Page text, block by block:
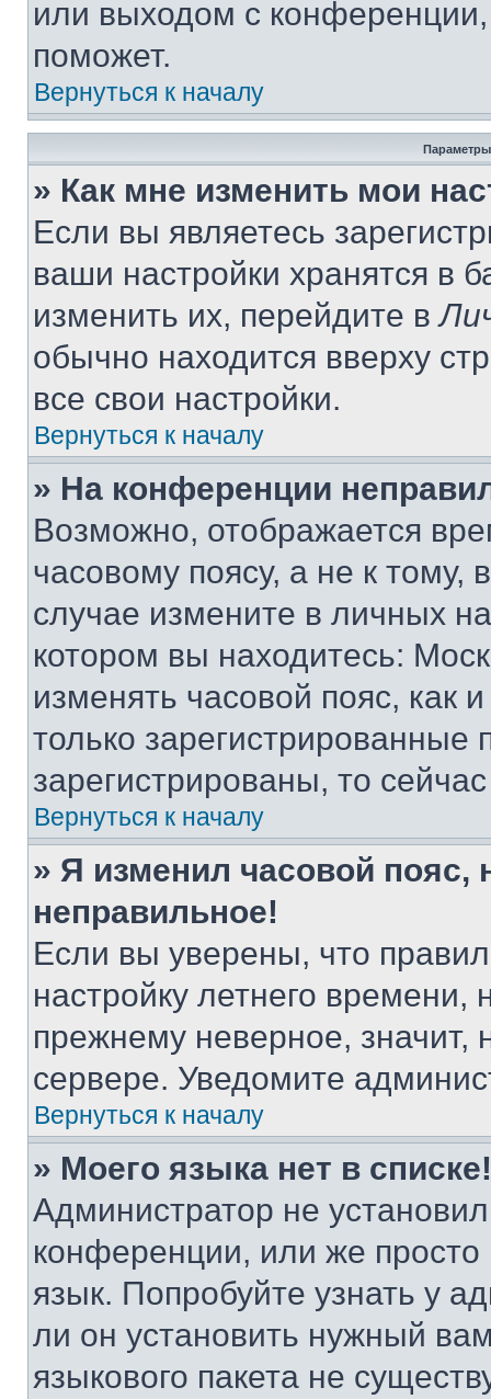
или выходом с
поможет.
Вернуться к началу
Параметры
» Как мне изменить мои
Если вы являетесь
ваши настройки хранятся в
изменить их, перейдите в
обычно находится вверху
все свои настройки.
Вернуться к началу
» На конференции
Возможно, отображается
часовому поясу, а не к тому,
случае измените в личных
котором вы находитесь:
изменять часовой пояс, как
только
зарегистрированы, то
Вернуться к началу
» Я изменил часовой пояс,
неправильное!
Если вы уверены, что
настройку летнего
прежнему неверное, значит,
сервере. Уведомите
Вернуться к началу
» Моего языка нет в списке!
Администратор не
конференции, или же
язык. Попробуйте узнать у
ли он установить нужный
языкового пакета не